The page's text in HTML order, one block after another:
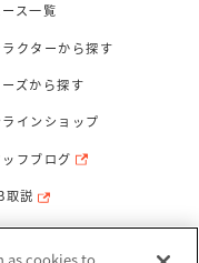
ス一覧
クターから探す
ズから探す
インショップ
ッフブログ
取説